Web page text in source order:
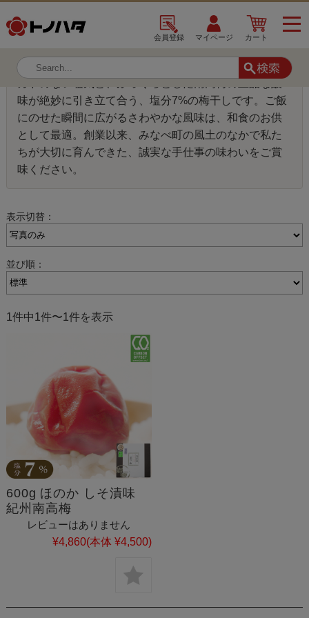
会員登録 マイページ カート
TOP 塩分 塩分7％
■ 日々のご飯にぴったりな、なじみ深い塩分7%
味が絶妙に引き立て合う、塩分7%の梅干しです。ご飯
にのせた瞬間に広がるさわやかな風味は、和食のお供
として最適。創業以来、みなべ町の風土のなかで私た
ちが大切に育んできた、誠実な手仕事の味わいをご賞
味ください。
表示切替：
並び順：
1件中1件〜1件を表示
600g ほのか しそ漬味
紀州南高梅
レビューはありません
¥4,860(本体 ¥4,500)